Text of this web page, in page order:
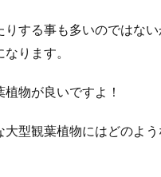
する事も多いのではな
ります。
物が良いですよ！
型観葉植物にはどのよ